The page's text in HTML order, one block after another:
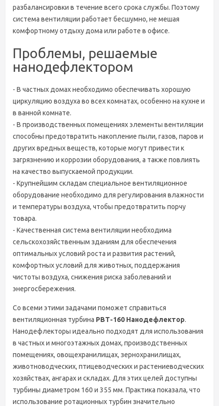
разбалансировки в течение всего срока службы. Поэтому
система вентиляции работает бесшумно, не мешая
комфортному отдыху дома или работе в офисе.
Проблемы, решаемые
нанодефлектором
- В частных домах необходимо обеспечивать хорошую
циркуляцию воздуха во всех комнатах, особенно на кухне и
в ванной комнате.
- В производственных помещениях элементы вентиляции
способны предотвратить накопление пыли, газов, паров и
других вредных веществ, которые могут привести к
загрязнению и коррозии оборудования, а также повлиять
на качество выпускаемой продукции.
- Крупнейшим складам специальное вентиляционное
оборудование необходимо для регулирования влажности
и температуры воздуха, чтобы предотвратить порчу
товара.
- Качественная система вентиляции необходима
сельскохозяйственным зданиям для обеспечения
оптимальных условий роста и развития растений,
комфортных условий для животных, поддержания
чистоты воздуха, снижения риска заболеваний и
энергосбережения.
Со всеми этими задачами поможет справиться
вентиляционная турбина РВТ-160 Нанодефлектор.
Нанодефлекторы идеально подходят для использования
в частных и многоэтажных домах, производственных
помещениях, овощехранилищах, зернохранилищах,
животноводческих, птицеводческих и растениеводческих
хозяйствах, ангарах и складах. Для этих целей доступны
турбины диаметром 160 и 355 мм. Практика показала, что
использование ротационных турбин значительно